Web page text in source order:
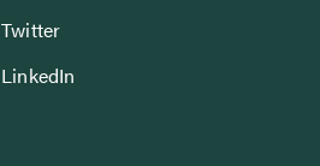
Twitter
LinkedIn